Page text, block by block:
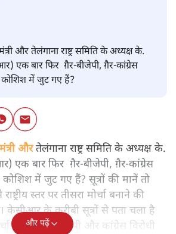
और तेलंगाना राष्ट्र समिति के अध्यक्ष के.
एक बार फिर ग़ैर-बीजेपी, ग़ैर-कांग्रेस
कोशिश में जुट गए हैं?
औरतेलंगाना राष्ट्र समिति के अध्यक्ष के.
एक बार फिर ग़ैर-बीजेपी, ग़ैर-कांग्रेस
कोशिश में जुट गए हैं? सूत्रों की मानें तो
स्तर पर तीसरा मोर्चा बनाने की
केसीआर के करीबी सूत्रों से पता चला है
के नाम से बीजेपी और कांग्रेस विरोधी
और पढ़ें